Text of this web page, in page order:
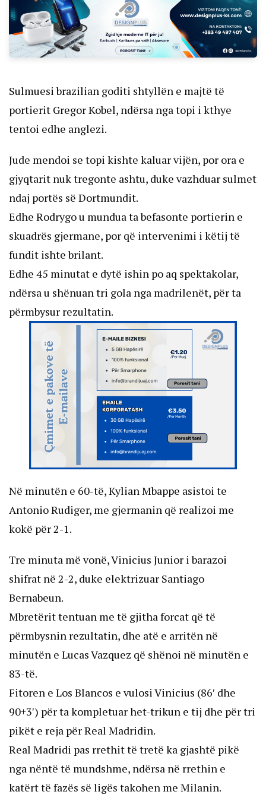
Sulmuesi brazilian goditi shtyllën e majtë të
portierit Gregor Kobel, ndërsa nga topi i kthye
tentoi edhe anglezi.
Jude mendoi se topi kishte kaluar vijën, por ora e
gjyqtarit nuk tregonte ashtu, duke vazhduar sulmet
ndaj portës së Dortmundit.
Edhe Rodrygo u mundua ta befasonte portierin e
skuadrës gjermane, por që intervenimi i këtij të
fundit ishte brilant.
Edhe 45 minutat e dytë ishin po aq spektakolar,
ndërsa u shënuan tri gola nga madrilenët, për ta
përmbysur rezultatin.
Në minutën e 60-të, Kylian Mbappe asistoi te
Antonio Rudiger, me gjermanin që realizoi me
kokë për 2-1.
Tre minuta më vonë, Vinicius Junior i barazoi
shifrat në 2-2, duke elektrizuar Santiago
Bernabeun.
Mbretërit tentuan me të gjitha forcat që të
përmbysnin rezultatin, dhe atë e arritën në
minutën e Lucas Vazquez që shënoi në minutën e
83-të.
Fitoren e Los Blancos e vulosi Vinicius (86′ dhe
90+3′) për ta kompletuar het-trikun e tij dhe për tri
pikët e reja për Real Madridin.
Real Madridi pas rrethit të tretë ka gjashtë pikë
nga nëntë të mundshme, ndërsa në rrethin e
katërt të fazës së ligës takohen me Milanin.